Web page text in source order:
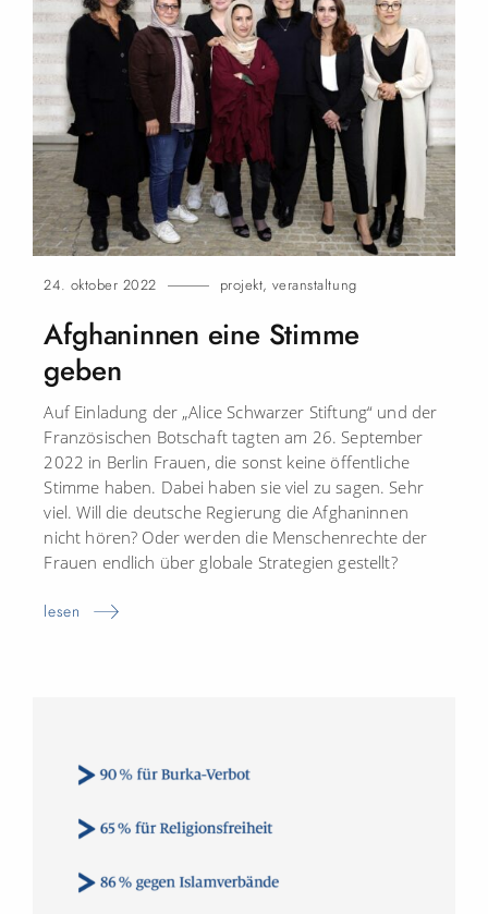
24. oktober 2022 projekt, veranstaltung
Afghaninnen eine Stimme
geben
Auf Einladung der „Alice Schwarzer Stiftung“ und der
Französischen Botschaft tagten am 26. September
2022 in Berlin Frauen, die sonst keine öffentliche
Stimme haben. Dabei haben sie viel zu sagen. Sehr
viel. Will die deutsche Regierung die Afghaninnen
nicht hören? Oder werden die Menschenrechte der
Frauen endlich über globale Strategien gestellt?
lesen